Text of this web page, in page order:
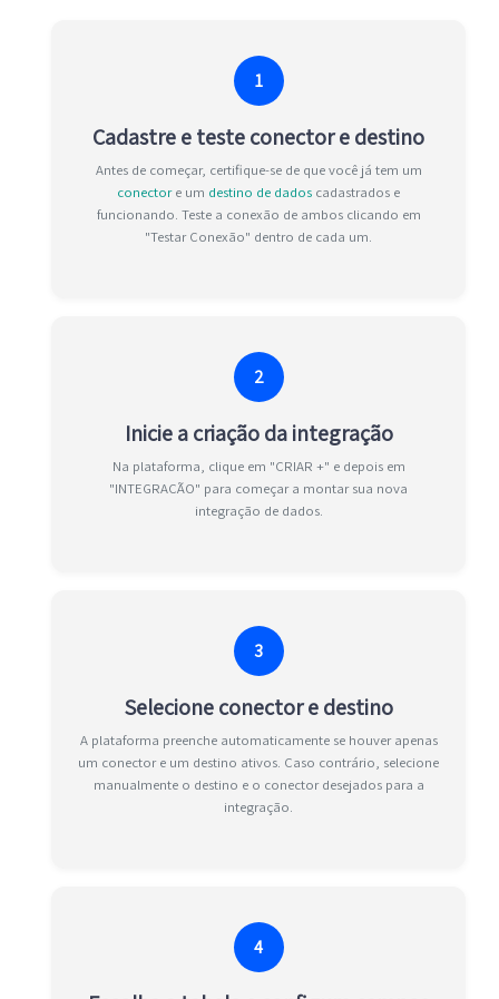
1
Cadastre e teste conector e destino
Antes de começar, certifique-se de que você já tem um
conectore um destino de dados cadastrados e
funcionando. Teste a conexão de ambos clicando em
"Testar Conexão" dentro de cada um.
2
Inicie a criação da integração
Na plataforma, clique em "CRIAR +" e depois em
"INTEGRAÇÃO" para começar a montar sua nova
integração de dados.
3
Selecione conector e destino
A plataforma preenche automaticamente se houver apenas
um conector e um destino ativos. Caso contrário, selecione
manualmente o destino e o conector desejados para a
integração.
4